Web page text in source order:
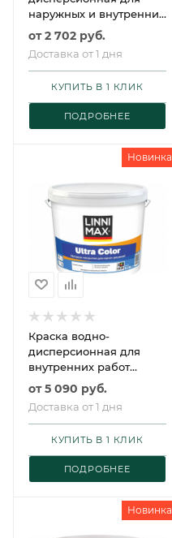
наружных и внутренних
работ LINNIMAX
Holzfarbe /
ЛИННИМАКС
Хольцфарбе
от2 702 руб.
Доставка от 1 дня
ПОДРОБНЕЕ
КУПИТЬ В 1 КЛИК
Новинка
Краска водно-
дисперсионная для
внутренних работ
LINNIMAX Ultra Color /
ЛИННИМАКС Ультра
Колор
от5 090 руб.
Доставка от 1 дня
ПОДРОБНЕЕ
КУПИТЬ В 1 КЛИК
Новинка